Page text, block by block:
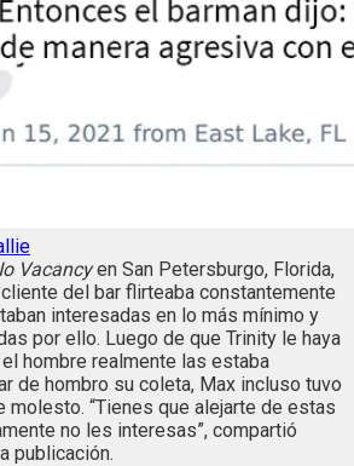
Vacancyen San Petersburgo, Florida,
del bar flirteaba constantemente
interesadas en lo más mínimo y
por ello. Luego de que Trinity le haya
hombre realmente las estaba
de hombro su coleta, Max incluso tuvo
molesto. “Tienes que alejarte de estas
no les interesas”, compartió
publicación.